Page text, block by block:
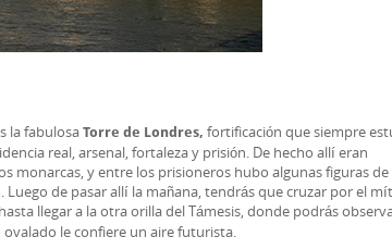
la fabulosa Torre de Londres, fortificación que siempre
real, arsenal, fortaleza y prisión. De hecho allí eran
monarcas, y entre los prisioneros hubo algunas figuras de
de pasar allí la mañana, tendrás que cruzar por el
llegar a la otra orilla del Támesis, donde podrás
ovalado le confiere un aire futurista.